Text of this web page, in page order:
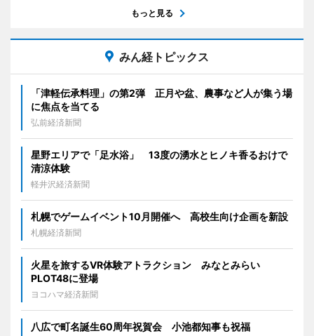
もっと見る
みん経トピックス
「津軽伝承料理」の第2弾 正月や盆、農事など人が集う場
に焦点を当てる
弘前経済新聞
星野エリアで「足水浴」 13度の湧水とヒノキ香るおけで
清涼体験
軽井沢経済新聞
札幌でゲームイベント10月開催へ 高校生向け企画を新設
札幌経済新聞
火星を旅するVR体験アトラクション みなとみらい
PLOT48に登場
ヨコハマ経済新聞
八広で町名誕生60周年祝賀会 小池都知事も祝福